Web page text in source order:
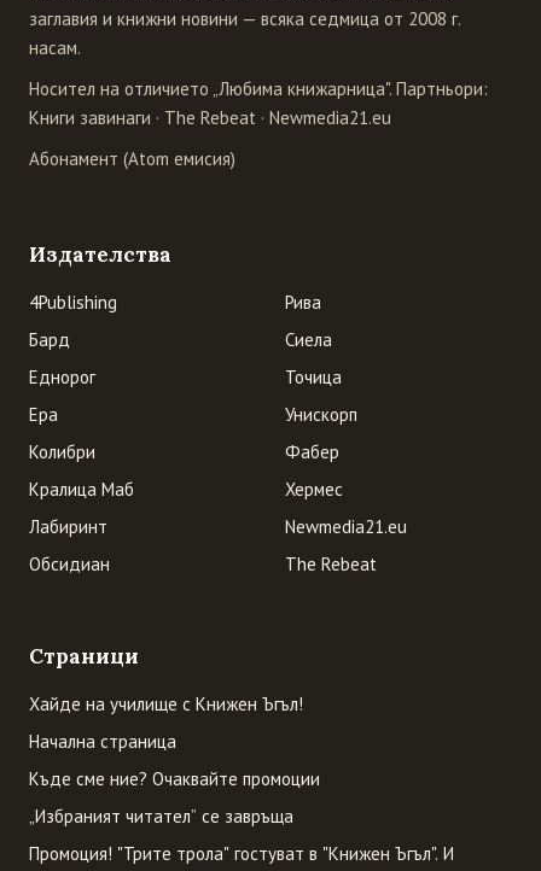
заглавия и книжни новини — всяка седмица от 2008 г.
насам.
Носител на отличието „Любима книжарница". Партньори:
Книги завинаги · The Rebeat · Newmedia21.eu
Абонамент (Atom емисия)
Издателства
4Publishing
Бард
Еднорог
Ера
Колибри
Кралица Маб
Лабиринт
Обсидиан
Рива
Сиела
Точица
Унискорп
Фабер
Хермес
Newmedia21.eu
The Rebeat
Страници
Хайде на училище с Книжен Ъгъл!
Начална страница
Къде сме ние? Очаквайте промоции
„Избраният читател” се завръща
Промоция! "Трите трола" гостуват в "Книжен Ъгъл". И